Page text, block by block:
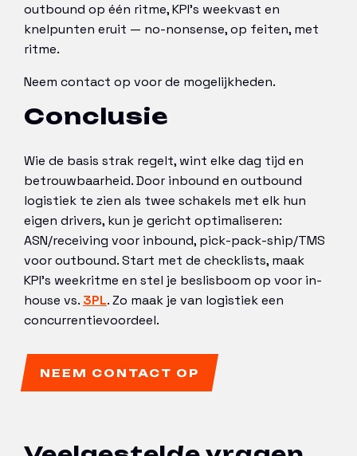
outbound op één ritme, KPI’s weekvast en
knelpunten eruit — no-nonsense, op feiten, met
ritme.
Neem contact op voor de mogelijkheden.
Conclusie
Wie de basis strak regelt, wint elke dag tijd en
betrouwbaarheid. Door inbound en outbound
logistiek te zien als twee schakels met elk hun
eigen drivers, kun je gericht optimaliseren:
ASN/receiving voor inbound, pick-pack-ship/TMS
voor outbound. Start met de checklists, maak
KPI’s weekritme en stel je beslisboom op voor in-
house vs. 3PL. Zo maak je van logistiek een
concurrentievoordeel.
NEEM CONTACT OP